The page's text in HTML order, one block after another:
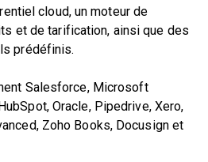
cloud, un moteur de
et de tarification, ainsi que des
prédéfinis.
Salesforce, Microsoft
Oracle, Pipedrive, Xero,
Zoho Books, Docusign et